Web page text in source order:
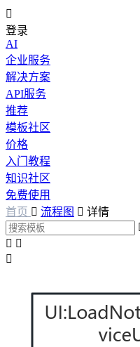

登录
AI
企业服务
解决方案
API服务
推荐
模板社区
价格
入门教程
知识社区
免费使用
首页  流程图  详情
 
